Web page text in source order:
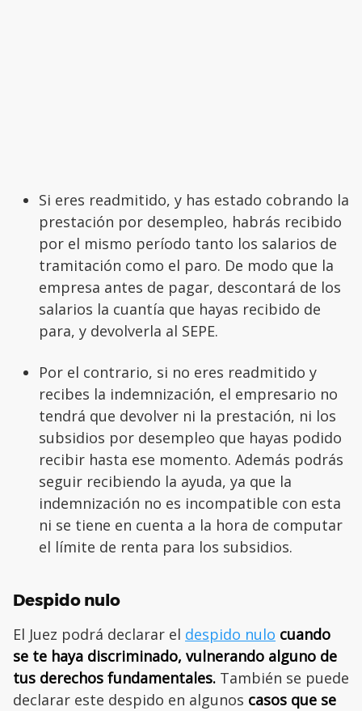
Si eres readmitido, y has estado cobrando la
prestación por desempleo, habrás recibido
por el mismo período tanto los salarios de
tramitación como el paro. De modo que la
empresa antes de pagar, descontará de los
salarios la cuantía que hayas recibido de
para, y devolverla al SEPE.
Por el contrario, si no eres readmitido y
recibes la indemnización, el empresario no
tendrá que devolver ni la prestación, ni los
subsidios por desempleo que hayas podido
recibir hasta ese momento. Además podrás
seguir recibiendo la ayuda, ya que la
indemnización no es incompatible con esta
ni se tiene en cuenta a la hora de computar
el límite de renta para los subsidios.
Despido nulo
El Juez podrá declarar el despido nulo cuando
se te haya discriminado, vulnerando alguno de
tus derechos fundamentales. También se puede
declarar este despido en algunos casos que se